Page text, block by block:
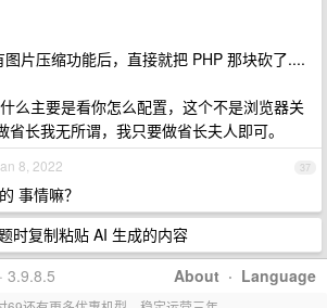
片压缩功能后，直接就把 PHP 那块砍了....
么主要是看你怎么配置，这个不是浏览器关
省长我无所谓，我只要做省长夫人即可。
37
8, 2022
事情嘛？
时复制粘贴 AI 生成的内容
About · Language
3.9.8.5